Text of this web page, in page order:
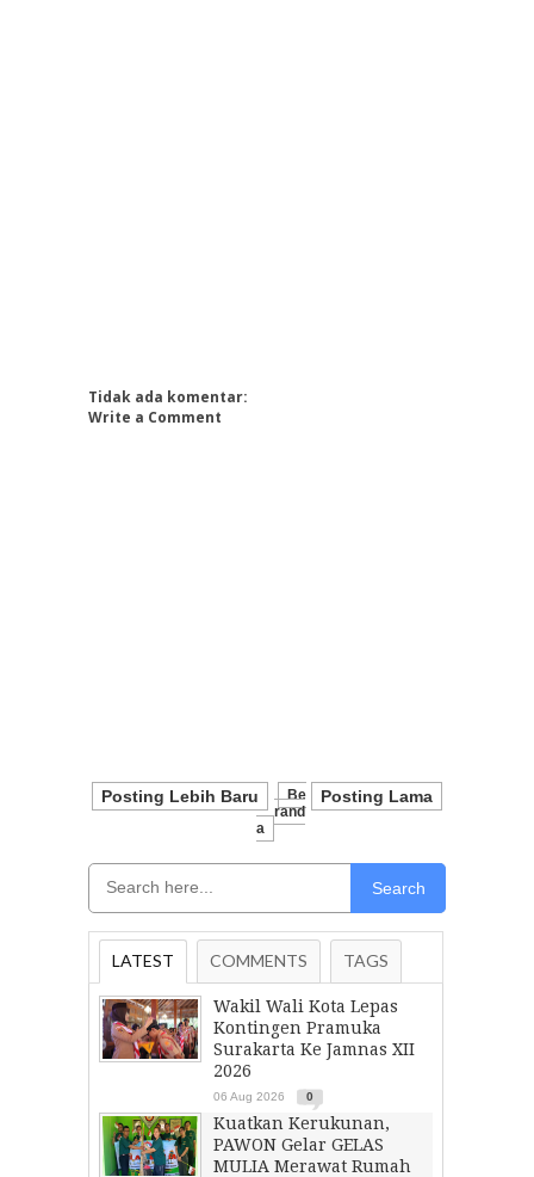
Tidak ada komentar:
Write a Comment
Posting Lebih Baru Posting Lama
Be
Rand
A
Search
LATEST COMMENTS TAGS
Wakil Wali Kota Lepas
Kontingen Pramuka
Surakarta Ke Jamnas XII
2026
06 Aug 2026 0
Kuatkan Kerukunan,
PAWON Gelar GELAS
MULIA Merawat Rumah